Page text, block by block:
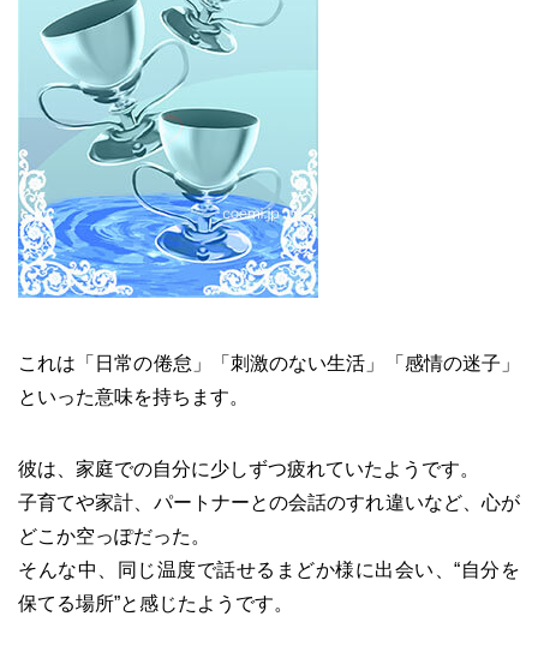
これは「日常の倦怠」「刺激のない生活」「感情の迷子」
といった意味を持ちます。
彼は、家庭での自分に少しずつ疲れていたようです。
子育てや家計、パートナーとの会話のすれ違いなど、心が
どこか空っぽだった。
そんな中、同じ温度で話せるまどか様に出会い、“自分を
保てる場所”と感じたようです。